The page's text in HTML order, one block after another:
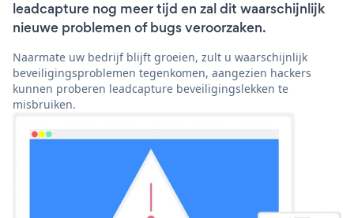
leadcapture nog meer tijd en zal dit waarschijnlijk
nieuwe problemen of bugs veroorzaken.
Naarmate uw bedrijf blijft groeien, zult u waarschijnlijk
beveiligingsproblemen tegenkomen, aangezien hackers
kunnen proberen leadcapture beveiligingslekken te
misbruiken.